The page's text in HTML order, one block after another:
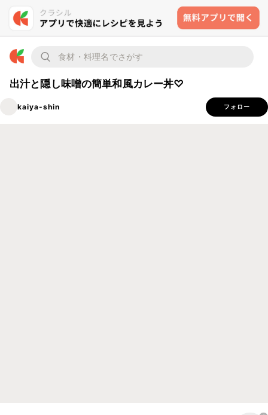
出汁と隠し味噌の簡単和風カレー丼♡
kaiya-shin フォロー